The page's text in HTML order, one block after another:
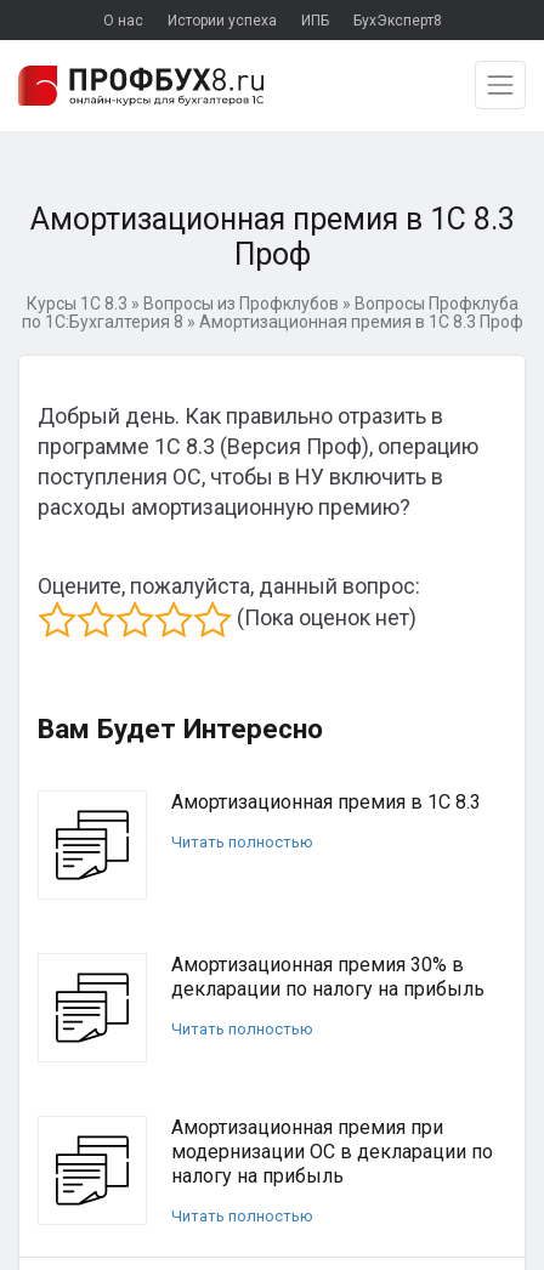
О нас Истории успеха ИПБ БухЭксперт8
Амортизационная премия в 1С 8.3
Проф
Курсы 1С 8.3 » Вопросы из Профклубов » Вопросы Профклуба
по 1С:Бухгалтерия 8 » Амортизационная премия в 1С 8.3 Проф
Добрый день. Как правильно отразить в
программе 1С 8.3 (Версия Проф), операцию
поступления ОС, чтобы в НУ включить в
расходы амортизационную премию?
Оцените, пожалуйста, данный вопрос:
(Пока оценок нет)
Вам Будет Интересно
Амортизационная премия в 1С 8.3
Читать полностью
Амортизационная премия 30% в
декларации по налогу на прибыль
Читать полностью
Амортизационная премия при
модернизации ОС в декларации по
налогу на прибыль
Читать полностью